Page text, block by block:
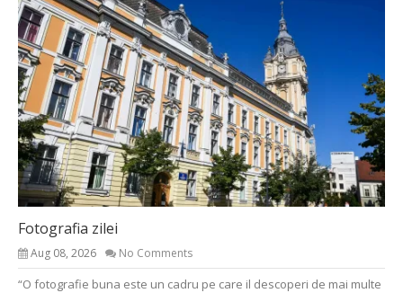
Fotografia zilei
Aug 08, 2026 No Comments
“O fotografie buna este un cadru pe care il descoperi de mai multe